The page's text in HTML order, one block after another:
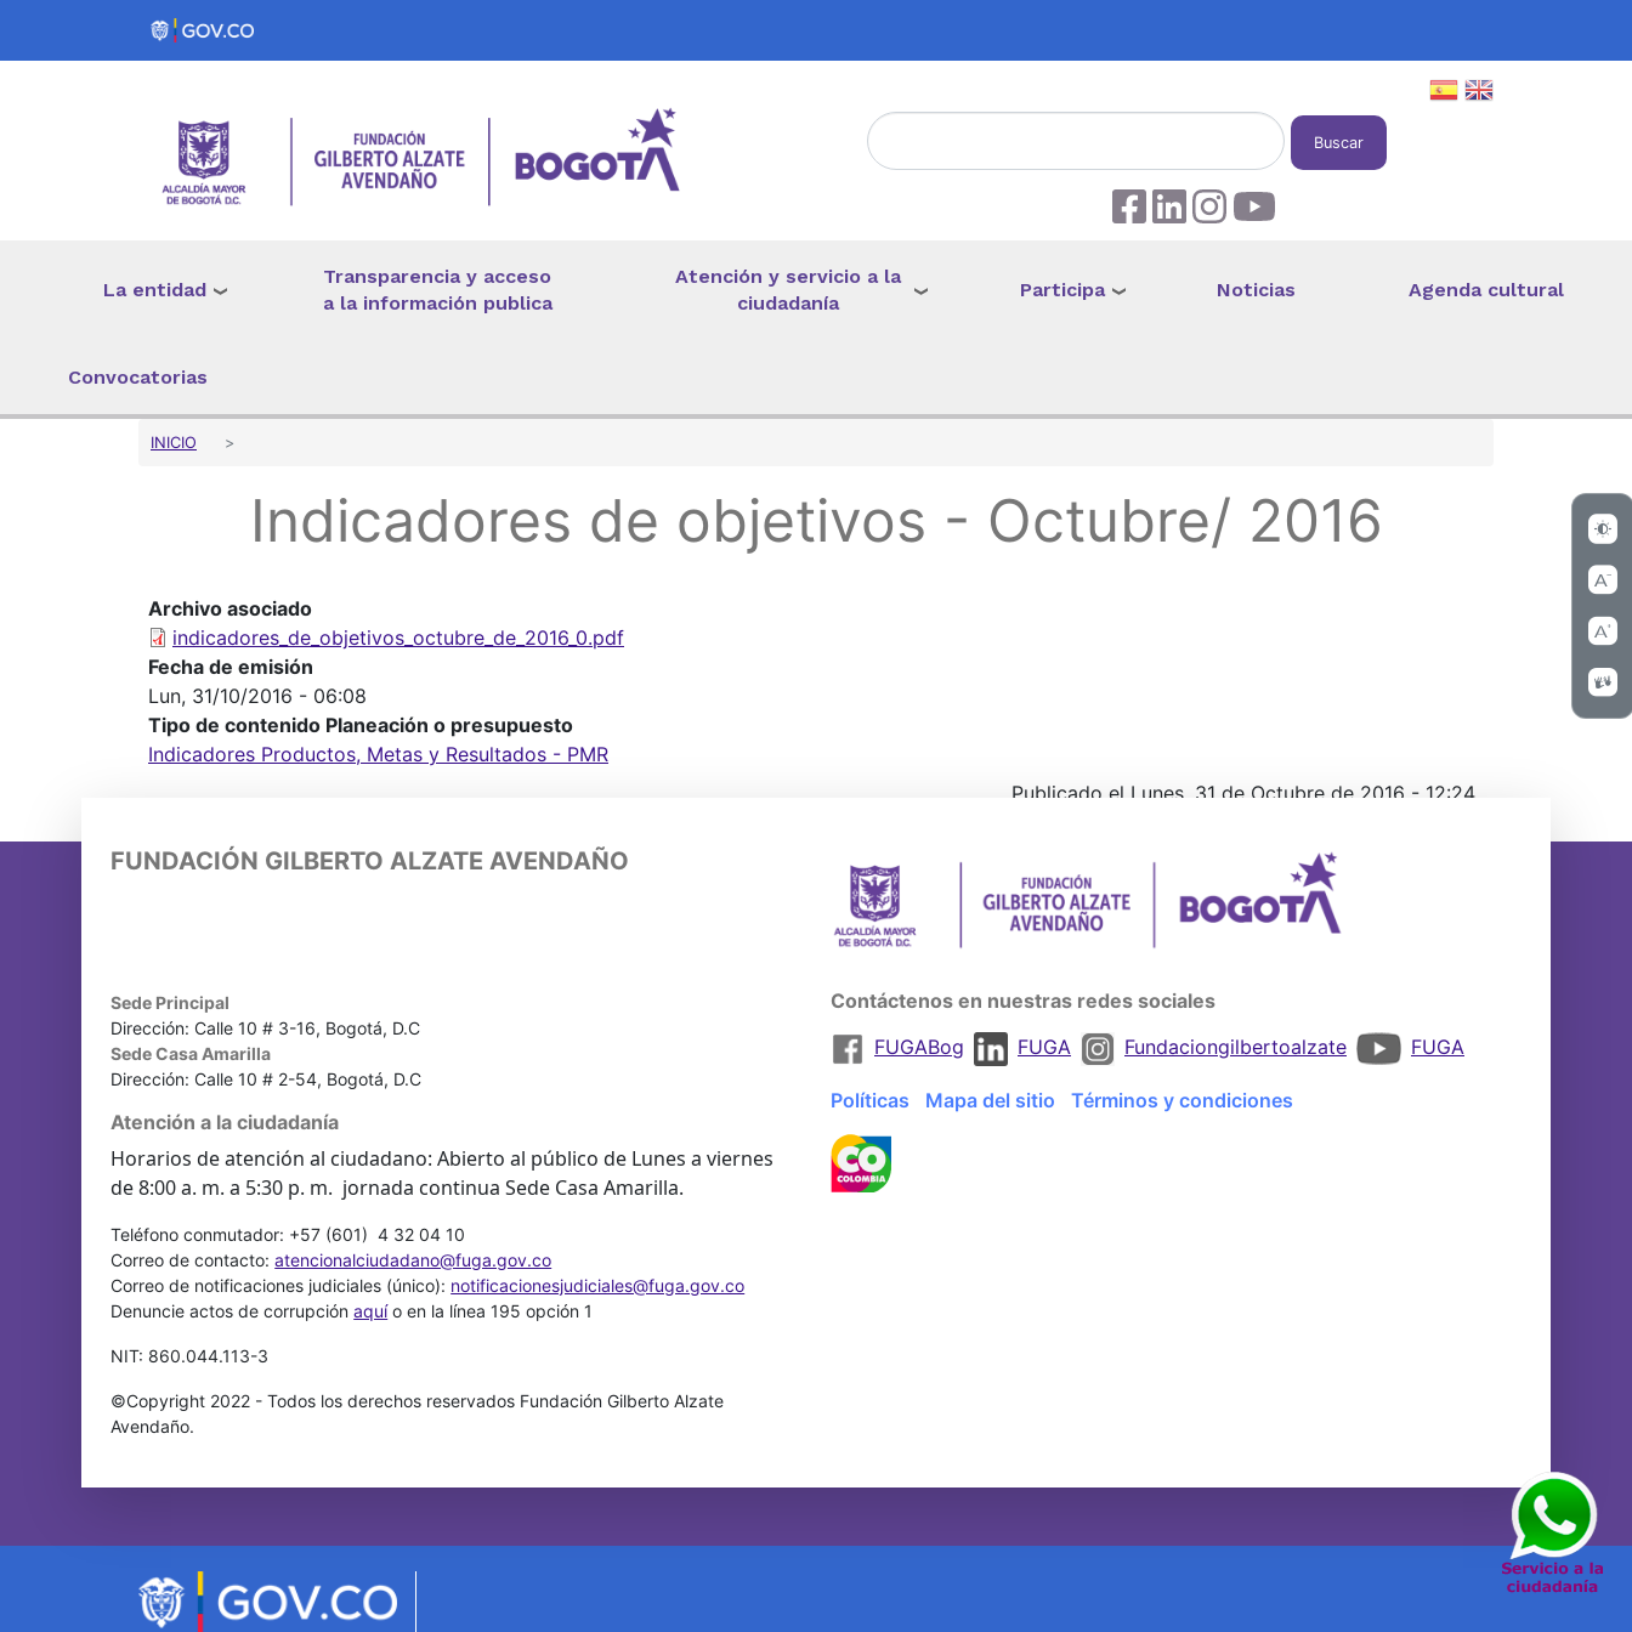
Pasar al contenido principal
Buscar
La entidad
Transparencia y acceso
a la información publica
Atención y servicio a la
ciudadanía
Participa Noticias Agenda cultural
Convocatorias
Sobrescribir enlaces de ayuda a la navegación
INICIO
Indicadores de objetivos - Octubre/ 2016
Archivo asociado
indicadores_de_objetivos_octubre_de_2016_0.pdf
Fecha de emisión
Lun, 31/10/2016 - 06:08
Tipo de contenido Planeación o presupuesto
Indicadores Productos, Metas y Resultados - PMR
Publicado el Lunes, 31 de Octubre de 2016 - 12:24
FUNDACIÓN GILBERTO ALZATE AVENDAÑO
Sede Principal
Dirección: Calle 10 # 3-16, Bogotá, D.C
Sede Casa Amarilla
Dirección: Calle 10 # 2-54, Bogotá, D.C
Atención a la ciudadanía
Horarios de atención al ciudadano: Abierto al público de Lunes a viernes
de 8:00 a. m. a 5:30 p. m. jornada continua Sede Casa Amarilla.
Teléfono conmutador: +57 (601) 4 32 04 10
Correo de contacto:atencionalciudadano@fuga.gov.co
Correo de notificaciones judiciales (único): notificacionesjudiciales@fuga.gov.co
Denuncie actos de corrupciónaquío en la línea 195 opción 1
NIT: 860.044.113-3
©Copyright 2022 - Todos los derechos reservados Fundación Gilberto Alzate
Avendaño.
Contáctenos en nuestras redes sociales
FUGABog
FUGA Fundaciongilbertoalzate FUGA
Políticas Mapa del sitio Términos y condiciones